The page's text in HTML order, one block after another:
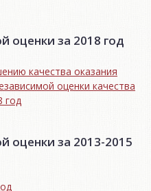
оценки за 2018 год
качества оказания
оценки качества
год
оценки за 2013-2015